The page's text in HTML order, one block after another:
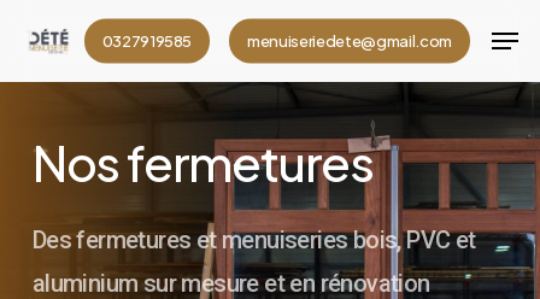
main
0327919585 menuiseriedete@gmail.com
Nos fermetures
Des fermetures et menuiseries bois, PVC et
aluminium sur mesure et en rénovation
Close
Menu